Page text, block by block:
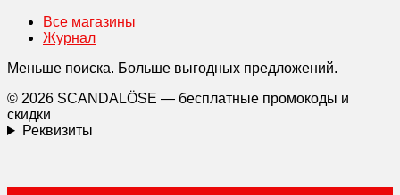
Все магазины
Журнал
Меньше поиска. Больше выгодных предложений.
© 2026 SCANDALÖSE — бесплатные промокоды и
скидки
Реквизиты